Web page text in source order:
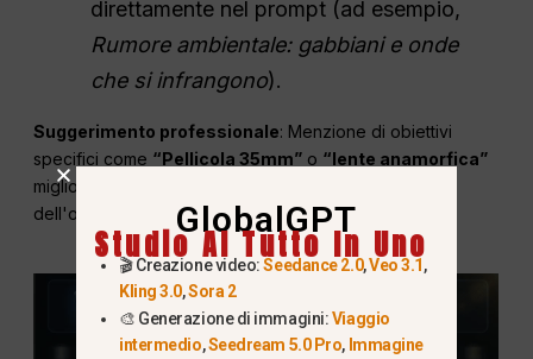
direttamente nel prompt (ad esempio,
Rumore ambientale: gabbiani e onde
che si infrangono).
Suggerimento professionale: Menzione di obiettivi
specifici come “Pellicola 35mm” o “lente anamorfica”
migliora significativamente la trama “cinematografica”
dell'output.
GlobalGPT
Studio AI Tutto In Uno
🎬 Creazione video:Seedance 2.0,Veo 3.1,
Kling 3.0,Sora 2
🎨 Generazione di immagini:Viaggio
intermedio,Seedream 5.0 Pro, Immagine